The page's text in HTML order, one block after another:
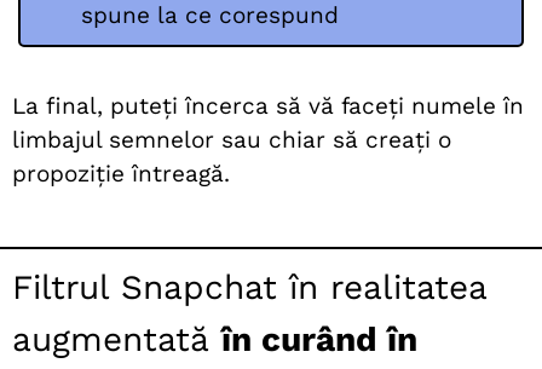
spune la ce corespund
La final, puteți încerca să vă faceți numele în
limbajul semnelor sau chiar să creați o
propoziție întreagă.
Filtrul Snapchat în realitatea
augmentatăîn curând în